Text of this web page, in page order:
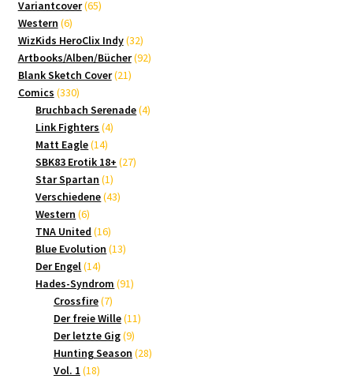
Variantcover 6565
Western 66
Produkte
WizKids HeroClix Indy 3232
Produkte
Artbooks/Alben/Bücher 9292
Blank Sketch Cover 2121
Comics 330330
Produkte
Bruchbach Serenade 44
Link Fighters 44
Matt Eagle 1414
Produkte
SBK83 Erotik 18+ 2727
Star Spartan 11
Produkt
Verschiedene 4343
Western 66
Produkte
TNA United 1616
Produkte
Blue Evolution 1313
Der Engel 1414
Produkte
Hades-Syndrom 9191
Crossfire 77
Produkte
Der freie Wille 1111
Der letzte Gig 99
Produkte
Hunting Season 2828
Vol. 1 1818